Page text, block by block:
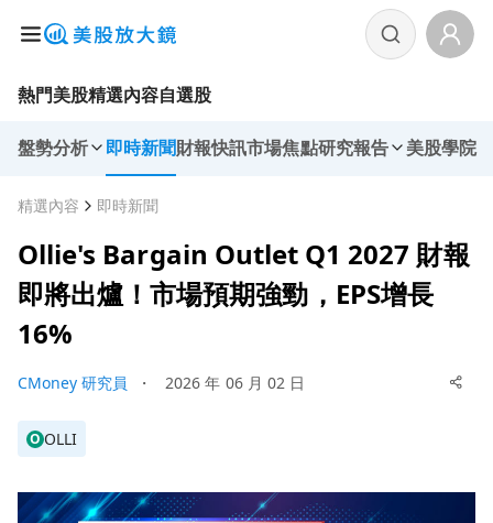
熱門美股精選內容自選股
盤勢分析 即時新聞財報快訊市場焦點研究報告 美股學院
精選內容 即時新聞
Ollie's Bargain Outlet Q1 2027 財報
即將出爐！市場預期強勁，EPS增長
16%
CMoney 研究員 ・ 2026 年 06 月 02 日
O OLLI